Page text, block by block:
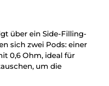
über ein Side-Filling-
sich zwei Pods: einer
0,6 Ohm, ideal für
um die